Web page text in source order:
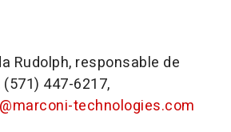
Rudolph, responsable de
447-6217,
technologies.com